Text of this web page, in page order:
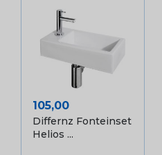
Prijs
105,00
Differnz Fonteinset
Helios ...